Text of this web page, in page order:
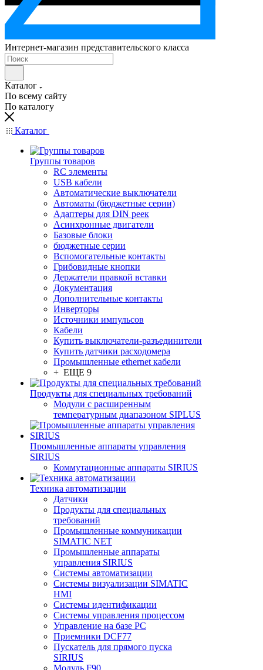
Интернет-магазин представительского класса
Каталог
По всему сайту
По каталогу
Каталог
Группы товаров
RC элементы
USB кабели
Автоматические выключатели
Автоматы (бюджетные серии)
Адаптеры для DIN реек
Асинхронные двигатели
Базовые блоки
бюджетные серии
Вспомогательные контакты
Грибовидные кнопки
Держатели правкой вставки
Документация
Дополнительные контакты
Инверторы
Источники импульсов
Кабели
Купить выключатели-разъединители
Купить датчики расходомера
Промышленные ethernet кабели
+ ЕЩЕ 9
Продукты для специальных требований
Модули с расширенным
температурным диапазоном SIPLUS
Промышленные аппараты управления
SIRIUS
Коммутационные аппараты SIRIUS
Техника автоматизации
Датчики
Продукты для специальных
требований
Промышленные коммуникации
SIMATIC NET
Промышленные аппараты
управления SIRIUS
Системы автоматизации
Системы визуализации SIMATIC
HMI
Системы идентификации
Системы управления процессом
Управление на базе РС
Приемники DCF77
Пускатель для прямого пуска
SIRIUS
Модуль F90